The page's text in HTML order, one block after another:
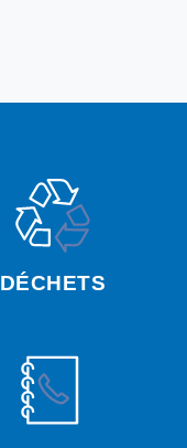
DÉCHETS